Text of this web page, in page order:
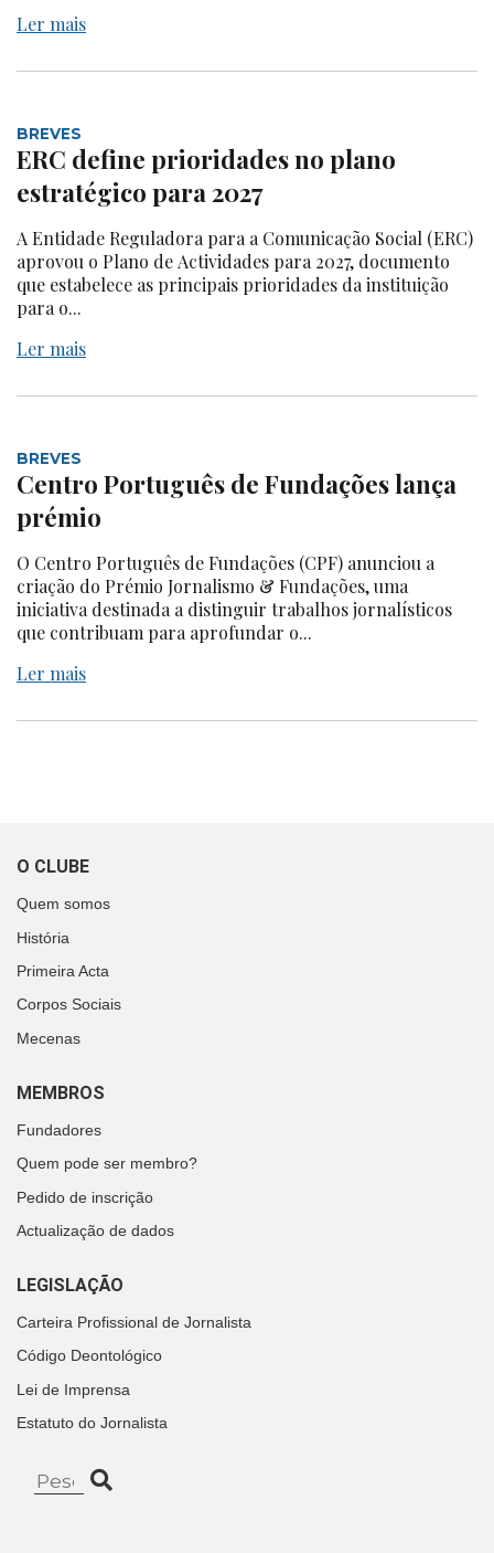
Ler mais
BREVES
ERC define prioridades no plano
estratégico para 2027
A Entidade Reguladora para a Comunicação Social (ERC)
aprovou o Plano de Actividades para 2027, documento
que estabelece as principais prioridades da instituição
para o...
Ler mais
BREVES
Centro Português de Fundações lança
prémio
O Centro Português de Fundações (CPF) anunciou a
criação do Prémio Jornalismo & Fundações, uma
iniciativa destinada a distinguir trabalhos jornalísticos
que contribuam para aprofundar o...
Ler mais
O CLUBE
Quem somos
História
Primeira Acta
Corpos Sociais
Mecenas
MEMBROS
Fundadores
Quem pode ser membro?
Pedido de inscrição
Actualização de dados
LEGISLAÇÃO
Carteira Profissional de Jornalista
Código Deontológico
Lei de Imprensa
Estatuto do Jornalista